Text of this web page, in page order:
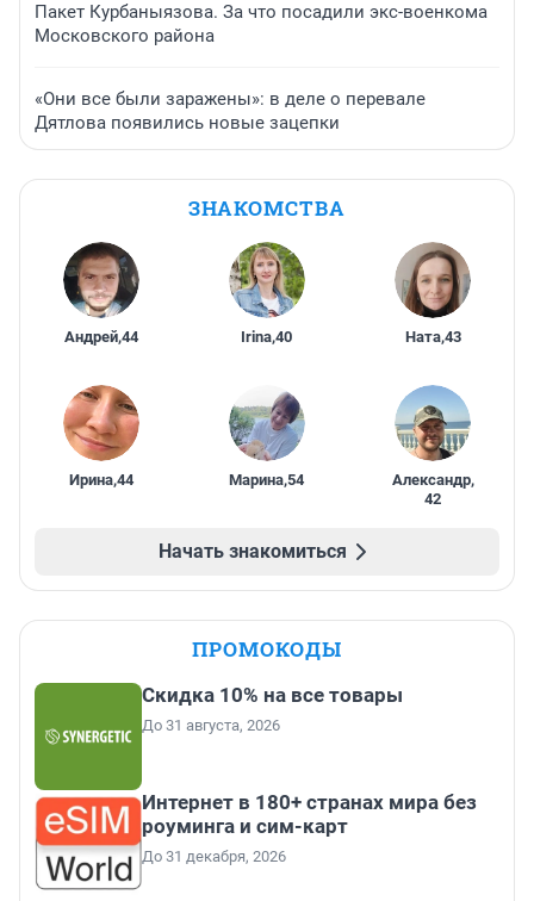
Пакет Курбаныязова. За что посадили экс-военкома
Московского района
«Они все были заражены»: в деле о перевале
Дятлова появились новые зацепки
ЗНАКОМСТВА
Андрей,44 Irina,40 Ната,43
Ирина,44 Марина,54 Александр,
42
Начать знакомиться
ПРОМОКОДЫ
Скидка 10% на все товары
До 31 августа, 2026
Интернет в 180+ странах мира без
роуминга и сим-карт
До 31 декабря, 2026